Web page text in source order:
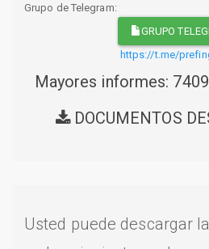
Grupo de Telegram:
GRUPO
https://t.me/
Mayores informes:
DOCUMENTOS
Usted puede descargar